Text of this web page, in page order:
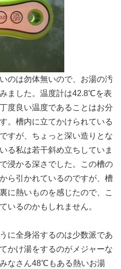
のは勿体無いので、お湯の汚
ました。温度計は42.8℃を表
度良い温度であることはお分
。槽内に立てかけられている
すが、ちょっと深い造りとな
る私は若干斜め立ちしていま
浸かる深さでした。この槽の
ら引かれているのですが、槽
に熱いものを感じたので、こ
いるのかもしれません。
に全身浴するのは少数派であ
かけ湯をするのがメジャーな
なさん48℃もある熱いお湯